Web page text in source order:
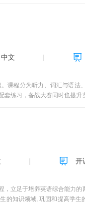
准与保障标准。课程建设不
中文
课程分为听力、词汇与语法
练习，备战大赛同时也提升
访问课程次数，构成每学期
抓紧时间）。4. 必须完成任
开
立足于培养英语综合能力
知识领域, 巩固和提高学生